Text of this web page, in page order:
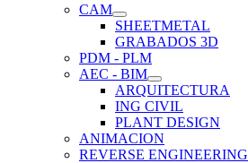
CAM
SHEETMETAL
GRABADOS 3D
PDM - PLM
AEC - BIM
ARQUITECTURA
ING CIVIL
PLANT DESIGN
ANIMACION
REVERSE ENGINEERING